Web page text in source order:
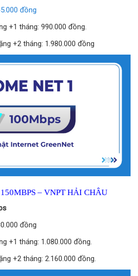
đồng
+1 tháng: 990.000 đồng.
+2 tháng: 1.980.000 đồng
– VNPT HẢI CHÂU
đồng
+1 tháng: 1.080.000 đồng.
+2 tháng: 2.160.000 đồng.